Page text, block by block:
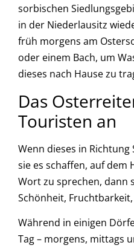
sorbischen
in der Niederlausitz
früh morgens am
oder einem Bach, um
dieses nach Hause zu
Das
Touristen an
Wenn dieses in
sie es schaffen, auf dem
Wort zu sprechen, dann
Schönheit,
Während in einigen
Tag – morgens, mittags